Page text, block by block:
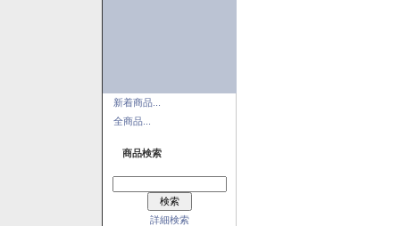
新着商品...
全商品...
商品検索
詳細検索